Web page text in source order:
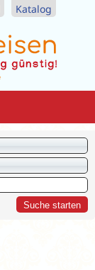
Katalog